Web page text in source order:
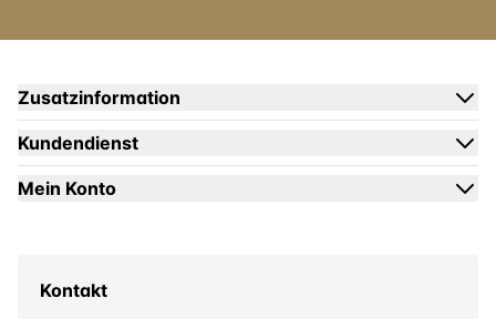
Zusatzinformation
Kundendienst
Mein Konto
Kontakt